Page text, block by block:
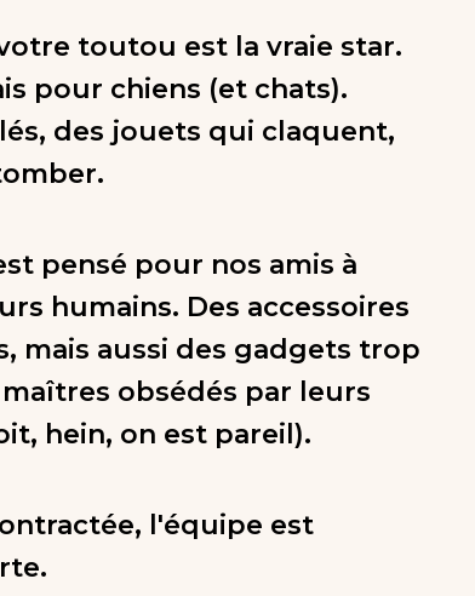
toutou est la vraie star.
pour chiens (et chats).
des jouets qui claquent,
pensé pour nos amis à
humains. Des accessoires
mais aussi des gadgets trop
obsédés par leurs
hein, on est pareil).
l'équipe est